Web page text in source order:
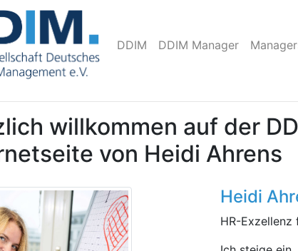
DDIM DDIM Manager
willkommen auf der
von Heidi Ahrens
Heidi
HR-Exzellenz